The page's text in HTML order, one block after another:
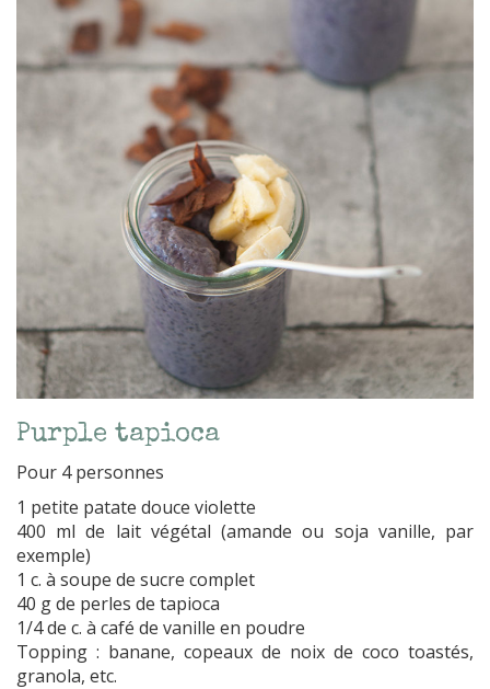
Purple tapioca
Pour 4 personnes
1 petite patate douce violette
400 ml de lait végétal (amande ou soja vanille, par
exemple)
1 c. à soupe de sucre complet
40 g de perles de tapioca
1/4 de c. à café de vanille en poudre
Topping : banane, copeaux de noix de coco toastés,
granola, etc.